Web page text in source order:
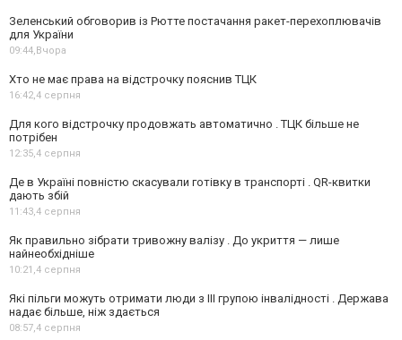
Зеленський обговорив із Рютте постачання ракет-перехоплювачів
для України
09:44,Вчора
Хто не має права на відстрочку пояснив ТЦК
16:42,4 серпня
Для кого відстрочку продовжать автоматично . ТЦК більше не
потрібен
12:35,4 серпня
Де в Україні повністю скасували готівку в транспорті . QR-квитки
дають збій
11:43,4 серпня
Як правильно зібрати тривожну валізу . До укриття — лише
найнеобхідніше
10:21,4 серпня
Які пільги можуть отримати люди з III групою інвалідності . Держава
надає більше, ніж здається
08:57,4 серпня